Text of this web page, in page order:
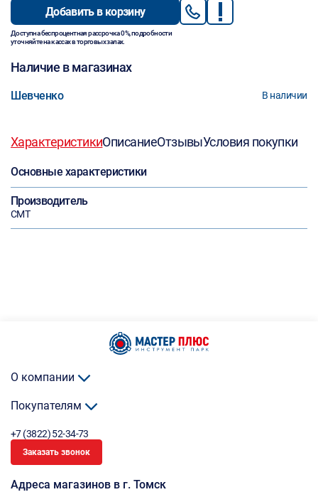
Добавить в корзину
Доступна беспроцентная рассрочка 0%, подробности
уточняйте на кассах в торговых залах.
Наличие в магазинах
Шевченко В наличии
ХарактеристикиОписаниеОтзывыУсловия покупки
Основные характеристики
Производитель
CMT
О компании
Покупателям
+7 (3822) 52-34-73
Заказать звонок
Адреса магазинов в г. Томск